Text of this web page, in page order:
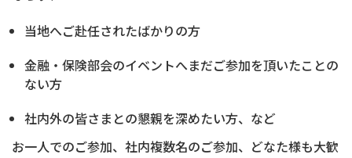
当地へご赴任されたばかりの方
金融・保険部会のイベントへまだご参加を頂いたことの
ない方
社内外の皆さまとの懇親を深めたい方、など
お一人でのご参加、社内複数名のご参加、どなた様も大歓